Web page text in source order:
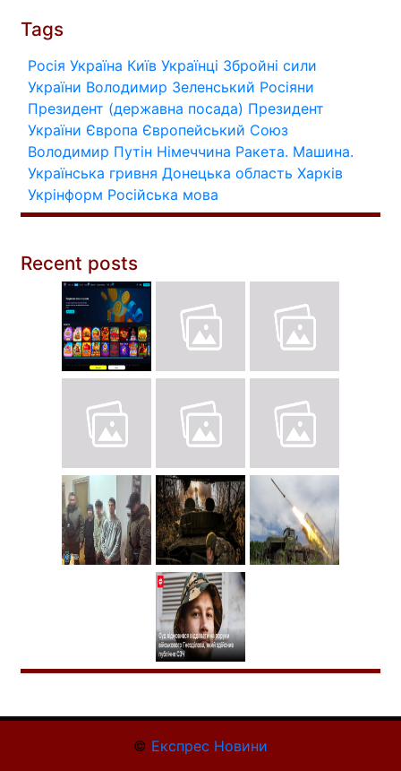
Tags
Росія Україна Київ Українці Збройні сили
України Володимир Зеленський Росіяни
Президент (державна посада) Президент
України Європа Європейський Союз
Володимир Путін Німеччина Ракета. Машина.
Українська гривня Донецька область Харків
Укрінформ Російська мова
Recent posts
© Експрес Новини